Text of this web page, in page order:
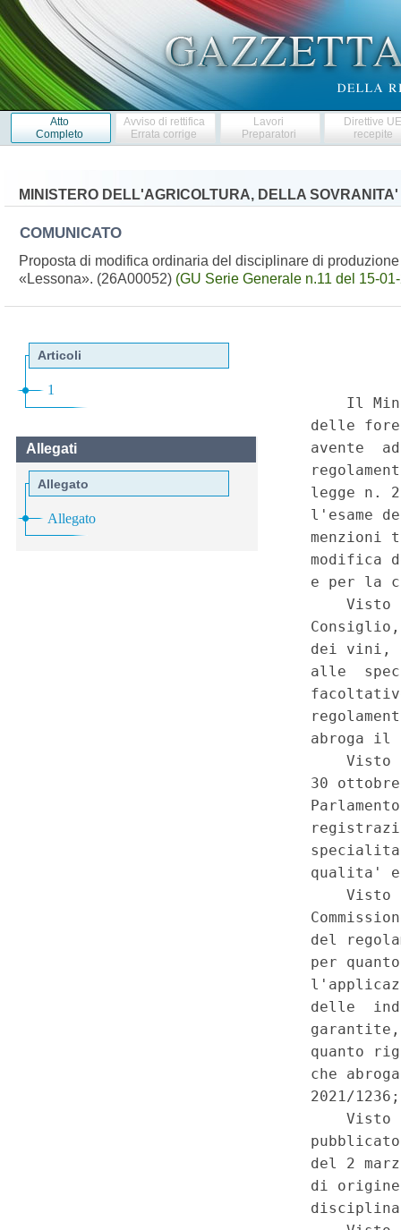
Atto
Completo
Avviso di rettifica
Errata corrige
Lavori
Preparatori
Direttive
recepite
MINISTERO DELL'AGRICOLTURA, DELLA
COMUNICATO
Proposta di modifica ordinaria del disciplinare di
«Lessona». (26A00052) (GU Serie Generale n.11 del 15-